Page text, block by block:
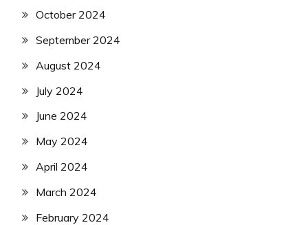
October 2024
September 2024
August 2024
July 2024
June 2024
May 2024
April 2024
March 2024
February 2024